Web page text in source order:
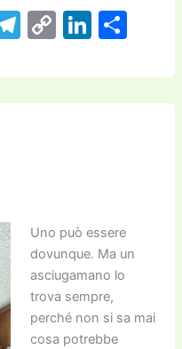
T
e
gr
C
p
y
Li
k
e
C
n
di
Uno può essere
dovunque. Ma un
asciugamano lo
trova sempre,
perché non si sa mai
cosa potrebbe